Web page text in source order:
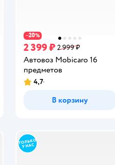
−20%
2 399 ₽ 2 999 ₽
Автовоз Mobicaro 16
предметов
Рейтинг:
4,7
В корзину